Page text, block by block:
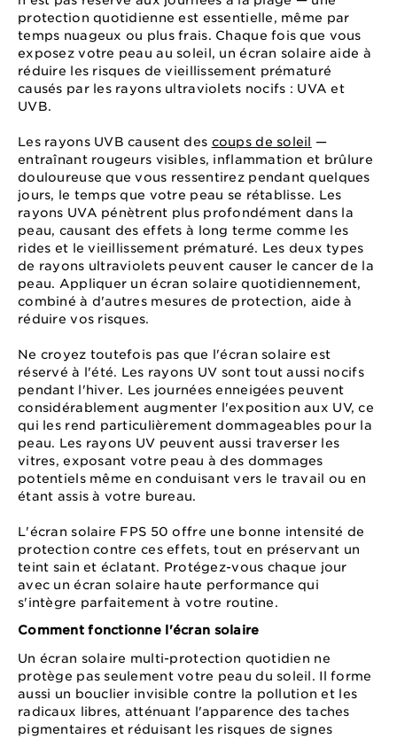
protection quotidienne est essentielle, même par
temps nuageux ou plus frais. Chaque fois que vous
exposez votre peau au soleil, un écran solaire aide à
réduire les risques de vieillissement prématuré
causés par les rayons ultraviolets nocifs : UVA et
UVB.
Les rayons UVB causent des coups de soleil —
entraînant rougeurs visibles, inflammation et brûlure
douloureuse que vous ressentirez pendant quelques
jours, le temps que votre peau se rétablisse. Les
rayons UVA pénètrent plus profondément dans la
peau, causant des effets à long terme comme les
rides et le vieillissement prématuré. Les deux types
de rayons ultraviolets peuvent causer le cancer de la
peau. Appliquer un écran solaire quotidiennement,
combiné à d'autres mesures de protection, aide à
réduire vos risques.
Ne croyez toutefois pas que l'écran solaire est
réservé à l'été. Les rayons UV sont tout aussi nocifs
pendant l'hiver. Les journées enneigées peuvent
considérablement augmenter l'exposition aux UV, ce
qui les rend particulièrement dommageables pour la
peau. Les rayons UV peuvent aussi traverser les
vitres, exposant votre peau à des dommages
potentiels même en conduisant vers le travail ou en
étant assis à votre bureau.
L'écran solaire FPS 50 offre une bonne intensité de
protection contre ces effets, tout en préservant un
teint sain et éclatant. Protégez-vous chaque jour
avec un écran solaire haute performance qui
s'intègre parfaitement à votre routine.
Comment fonctionne l'écran solaire
Un écran solaire multi-protection quotidien ne
protège pas seulement votre peau du soleil. Il forme
aussi un bouclier invisible contre la pollution et les
radicaux libres, atténuant l'apparence des taches
pigmentaires et réduisant les risques de signes